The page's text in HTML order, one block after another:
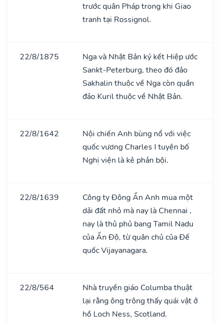
trước quân Pháp trong khi Giao
tranh tại Rossignol.
22/8/1875
Nga và Nhật Bản ký kết Hiệp ước
Sankt-Peterburg, theo đó đảo
Sakhalin thuộc về Nga còn quần
đảo Kuril thuộc về Nhật Bản.
22/8/1642
Nội chiến Anh bùng nổ với việc
quốc vương Charles I tuyên bố
Nghị viện là kẻ phản bội.
22/8/1639
Công ty Đông Ấn Anh mua một
dải đất nhỏ mà nay là Chennai ,
nay là thủ phủ bang Tamil Nadu
của Ấn Độ, từ quân chủ của Đế
quốc Vijayanagara.
22/8/564
Nhà truyền giáo Columba thuật
lại rằng ông trông thấy quái vật ở
hồ Loch Ness, Scotland.